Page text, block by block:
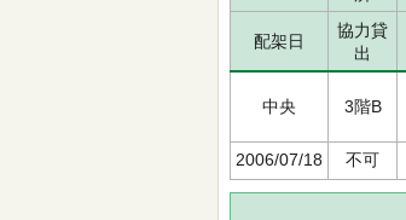
配架日
協力貸
出
中央 3階B
2006/07/18 不可